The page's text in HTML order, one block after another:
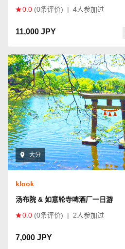
0.0 (0条评价) | 4人参加过
11,000 JPY
大分
klook
汤布院 & 如意轮寺啤酒厂一日游
0.0 (0条评价) | 2人参加过
7,000 JPY